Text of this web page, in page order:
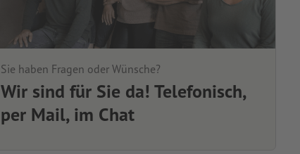
Sie haben Fragen oder Wünsche?
Wir sind für Sie da! Telefonisch,
per Mail, im Chat